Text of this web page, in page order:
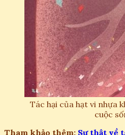
Tác hại của hạt vi nhựa
cuộc
Tham khảo thêm: Sự thật về